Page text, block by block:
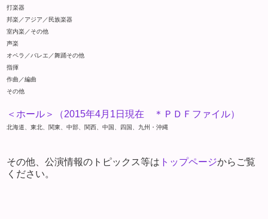
打楽器
邦楽／アジア／民族楽器
室内楽／その他
声楽
オペラ／バレエ／舞踊その他
指揮
作曲／編曲
その他
＜ホール＞（2015年4月1日現在 ＊ＰＤＦファイル）
北海道、東北、関東、中部、関西、中国、四国、九州・沖縄
その他、公演情報のトピックス等は トップページからご覧
ください。